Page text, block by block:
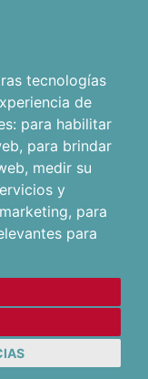
tecnologías
de
para habilitar
, para brindar
, medir su
y
, para
para